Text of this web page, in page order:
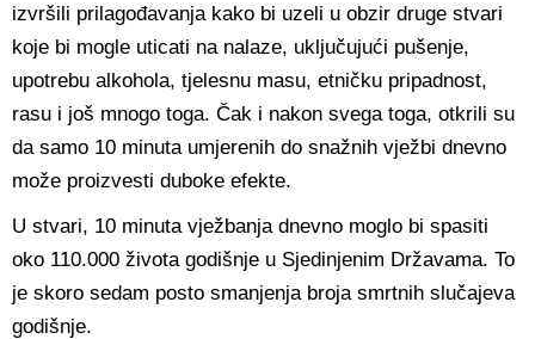
izvršili prilagođavanja kako bi uzeli u obzir druge stvari
koje bi mogle uticati na nalaze, uključujući pušenje,
upotrebu alkohola, tjelesnu masu, etničku pripadnost,
rasu i još mnogo toga. Čak i nakon svega toga, otkrili su
da samo 10 minuta umjerenih do snažnih vježbi dnevno
može proizvesti duboke efekte.
U stvari, 10 minuta vježbanja dnevno moglo bi spasiti
oko 110.000 života godišnje u Sjedinjenim Državama. To
je skoro sedam posto smanjenja broja smrtnih slučajeva
godišnje.